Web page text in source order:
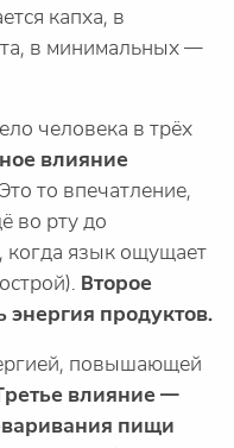
капха, в
в минимальных —
человека в трёх
влияние
Это то впечатление,
во рту до
когда язык ощущает
Второе
энергия продуктов.
повышающей
влияние —
пищи